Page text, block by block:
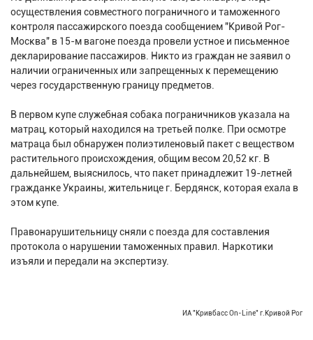
осуществления совместного пограничного и таможенного
контроля пассажирского поезда сообщением "Кривой Рог-
Москва" в 15-м вагоне поезда провели устное и письменное
декларирование пассажиров. Никто из граждан не заявил о
наличии ограниченных или запрещенных к перемещению
через государственную границу предметов.
В первом купе служебная собака пограничников указала на
матрац, который находился на третьей полке. При осмотре
матраца был обнаружен полиэтиленовый пакет с веществом
растительного происхождения, общим весом 20,52 кг. В
дальнейшем, выяснилось, что пакет принадлежит 19-летней
гражданке Украины, жительнице г. Бердянск, которая ехала в
этом купе.
Правонарушительницу сняли с поезда для составления
протокола о нарушении таможенных правил. Наркотики
изъяли и передали на экспертизу.
ИА "Кривбасс On-Line" г.Кривой Рог